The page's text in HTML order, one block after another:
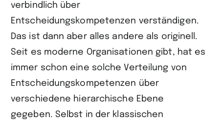
verbindlich über
Entscheidungskompetenzen verständigen.
Das ist dann aber alles andere als originell.
Seit es moderne Organisationen gibt, hat es
immer schon eine solche Verteilung von
Entscheidungskompetenzen über
verschiedene hierarchische Ebene
gegeben. Selbst in der klassischen